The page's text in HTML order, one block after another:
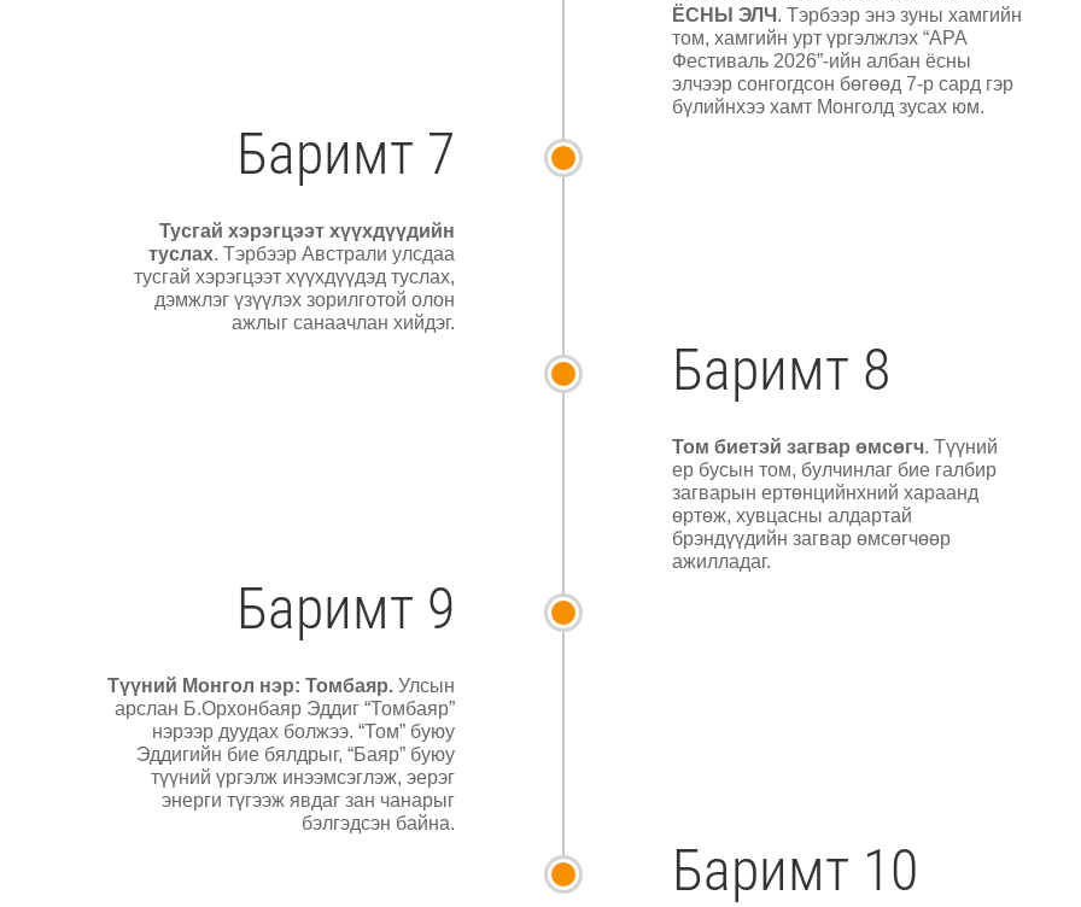
ЁСНЫ ЭЛЧ . Тэрбээр энэ зуны хамгийн
том, хамгийн урт үргэлжлэх “АРА
Фестиваль 2026”-ийн албан ёсны
элчээр сонгогдсон бөгөөд 7-р сард гэр
бүлийнхээ хамт Монголд зусах юм.
Баримт 7
Тусгай хэрэгцээт хүүхдүүдийн
туслах. Тэрбээр Австрали улсдаа
тусгай хэрэгцээт хүүхдүүдэд туслах,
дэмжлэг үзүүлэх зорилготой олон
ажлыг санаачлан хийдэг.
Баримт 8
Том биетэй загвар өмсөгч. Түүний
ер бусын том, булчинлаг бие галбир
загварын ертөнцийнхний хараанд
өртөж, хувцасны алдартай
брэндүүдийн загвар өмсөгчөөр
ажилладаг.
Баримт 9
Түүний Монгол нэр: Томбаяр. Улсын
арслан Б.Орхонбаяр Эддиг “Томбаяр”
нэрээр дуудах болжээ. “Том” буюу
Эддигийн бие бялдрыг, “Баяр” буюу
түүний үргэлж инээмсэглэж, эерэг
энерги түгээж явдаг зан чанарыг
бэлгэдсэн байна.
Баримт 10